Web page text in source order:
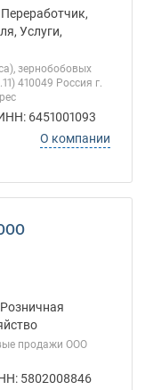
Услуги,
зернобобовых
410049 Россия г.
6451001093
О компании
продажи ООО
5802008846